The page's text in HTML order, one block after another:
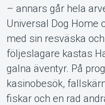
– annars går hela
Universal Dog Home
med sin resväska
följeslagare kastas
galna äventyr. På
kasinobesök,
fiskar och en rad